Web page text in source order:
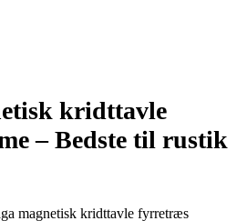
kridttavle
–Bedste til rustik